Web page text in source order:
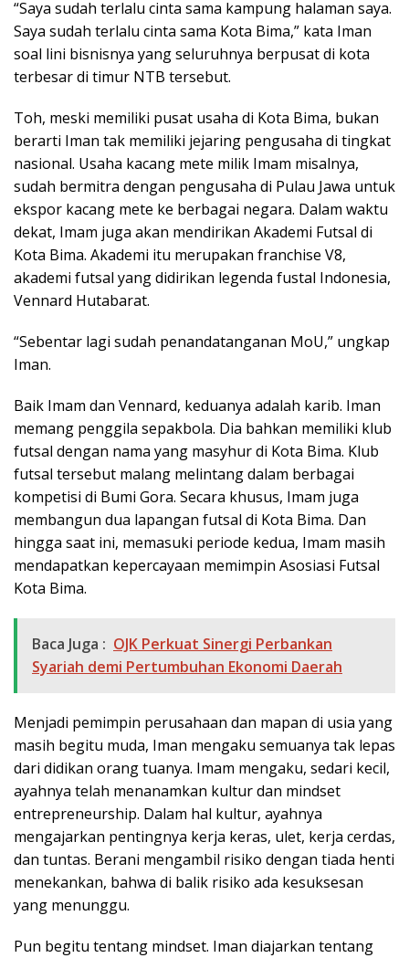
“Saya sudah terlalu cinta sama kampung halaman saya.
Saya sudah terlalu cinta sama Kota Bima,” kata Iman
soal lini bisnisnya yang seluruhnya berpusat di kota
terbesar di timur NTB tersebut.
Toh, meski memiliki pusat usaha di Kota Bima, bukan
berarti Iman tak memiliki jejaring pengusaha di tingkat
nasional. Usaha kacang mete milik Imam misalnya,
sudah bermitra dengan pengusaha di Pulau Jawa untuk
ekspor kacang mete ke berbagai negara. Dalam waktu
dekat, Imam juga akan mendirikan Akademi Futsal di
Kota Bima. Akademi itu merupakan franchise V8,
akademi futsal yang didirikan legenda fustal Indonesia,
Vennard Hutabarat.
“Sebentar lagi sudah penandatanganan MoU,” ungkap
Iman.
Baik Imam dan Vennard, keduanya adalah karib. Iman
memang penggila sepakbola. Dia bahkan memiliki klub
futsal dengan nama yang masyhur di Kota Bima. Klub
futsal tersebut malang melintang dalam berbagai
kompetisi di Bumi Gora. Secara khusus, Imam juga
membangun dua lapangan futsal di Kota Bima. Dan
hingga saat ini, memasuki periode kedua, Imam masih
mendapatkan kepercayaan memimpin Asosiasi Futsal
Kota Bima.
Baca Juga : OJK Perkuat Sinergi Perbankan
Syariah demi Pertumbuhan Ekonomi Daerah
Menjadi pemimpin perusahaan dan mapan di usia yang
masih begitu muda, Iman mengaku semuanya tak lepas
dari didikan orang tuanya. Imam mengaku, sedari kecil,
ayahnya telah menanamkan kultur dan mindset
entrepreneurship. Dalam hal kultur, ayahnya
mengajarkan pentingnya kerja keras, ulet, kerja cerdas,
dan tuntas. Berani mengambil risiko dengan tiada henti
menekankan, bahwa di balik risiko ada kesuksesan
yang menunggu.
Pun begitu tentang mindset. Iman diajarkan tentang